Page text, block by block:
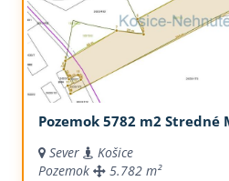
Pozemok 5782 m2 Stredné
Sever
Košice
Pozemok
5.782 m²